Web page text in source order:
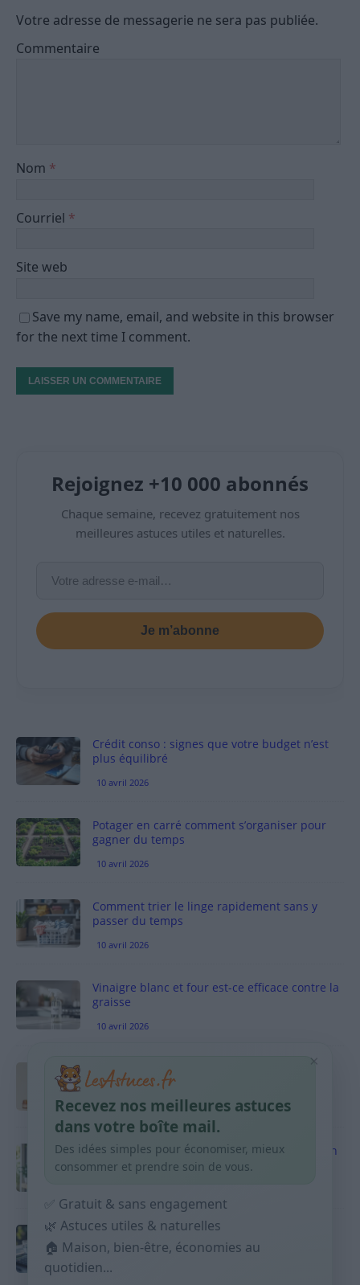
Votre adresse de messagerie ne sera pas publiée.
Commentaire
Nom *
Courriel *
Site web
Save my name, email, and website in this browser
for the next time I comment.
Rejoignez +10 000 abonnés
Chaque semaine, recevez gratuitement nos
meilleures astuces utiles et naturelles.
Je m’abonne
Crédit conso : signes que votre budget n’est
plus équilibré
10 avril 2026
Potager en carré comment s’organiser pour
gagner du temps
10 avril 2026
Comment trier le linge rapidement sans y
passer du temps
10 avril 2026
Vinaigre blanc et four est-ce efficace contre la
graisse
10 avril 2026
Taches pigmentaires : routine simple +
habitudes qui aident
9 avril 2026
Produits ménagers : comment économiser en
courses sans acheter 10 sprays
Budget mensuel : méthode rapide pour
répartir son salaire dès le jour de paie
9 avril 2026
×
Recevez nos meilleures astuces
dans votre boîte mail.
Des idées simples pour économiser, mieux
consommer et prendre soin de vous.
✅ Gratuit & sans engagement
🌿 Astuces utiles & naturelles
🏠 Maison, bien-être, économies au
quotidien...